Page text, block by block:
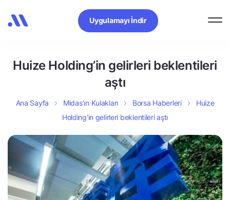
Uygulamayı İndir
Huize Holding’in gelirleri beklentileri
aştı
Ana Sayfa Midas’ın Kulakları Borsa Haberleri
Huize
Holding’in gelirleri beklentileri aştı